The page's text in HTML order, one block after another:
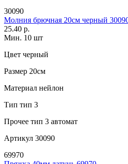
30090
Молния брючная 20см черный
25.40 р.
Мин. 10 шт
Цвет черный
Размер 20см
Материал нейлон
Тип тип 3
Прочее тип 3 автомат
Артикул 30090
69970